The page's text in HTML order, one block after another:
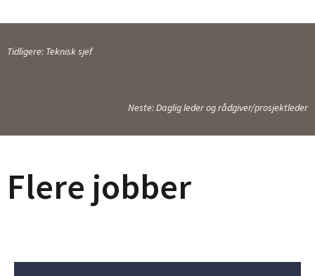
Tidligere: Teknisk sjef
Neste: Daglig leder og rådgiver/prosjektleder
Flere jobber